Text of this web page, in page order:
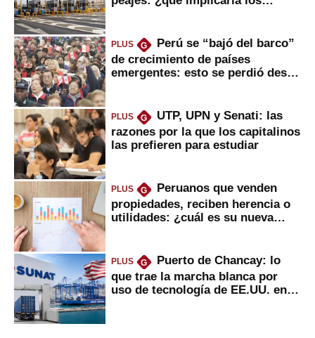
PLUS G
Perú se “bajó del barco”
de crecimiento de países
emergentes: esto se perdió desde
PLUS G
UTP, UPN y Senati: las
razones por la que los capitalinos
las prefieren para estudiar
PLUS G
Peruanos que venden
propiedades, reciben herencia o
utilidades: ¿cuál es su nueva
PLUS G
Puerto de Chancay: lo
que trae la marcha blanca por
uso de tecnología de EE.UU. en